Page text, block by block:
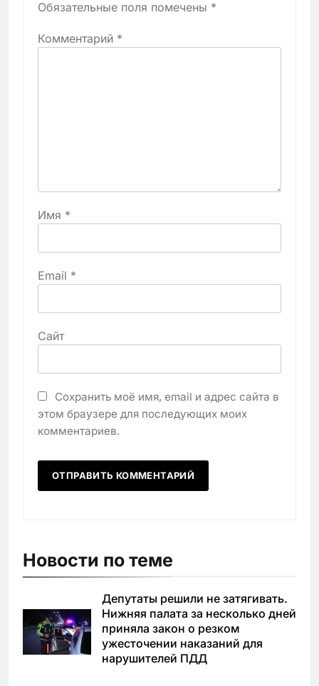
Обязательные поля помечены *
Комментарий *
Имя *
Email *
Сайт
Сохранить моё имя, email и адрес сайта в
этом браузере для последующих моих
комментариев.
Новости по теме
Депутаты решили не затягивать.
Нижняя палата за несколько дней
приняла закон о резком
ужесточении наказаний для
нарушителей ПДД